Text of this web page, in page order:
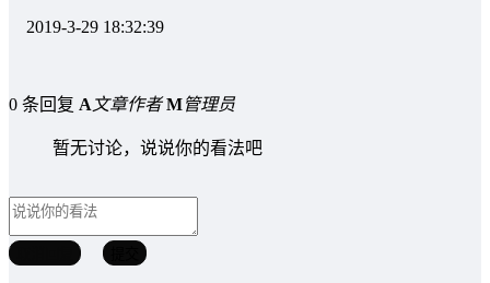
2019-3-29 18:32:39
0 条回复 A文章作者 M管理员
暂无讨论，说说你的看法吧